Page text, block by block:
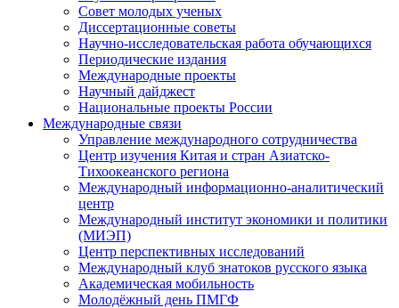
Совет молодых ученых
Диссертационные советы
Научно-исследовательская работа обучающихся
Периодические издания
Международные проекты
Научный дайджест
Национальные проекты России
Международные связи
Управление международного сотрудничества
Центр изучения Китая и стран Азиатско-
Тихоокеанского региона
Международный информационно-аналитический
центр
Международный институт экономики и политики
(МИЭП)
Центр перспективных исследований
Международный клуб знатоков русского языка
Академическая мобильность
Молодёжный день ПМГФ